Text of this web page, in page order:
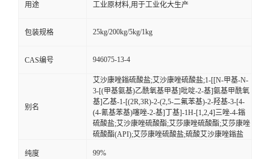
用途 工业原材料,用于工业化大生产
包装规格 25kg/200kg/5kg/1kg
CAS编号 946075-13-4
别名
艾沙康唑鎓硫酸盐;艾沙康唑硫酸盐;1-[[N-甲基-N-
3-[(甲基氨基)乙酰氧基甲基]吡啶-2-基]氨基甲酰氧
基]乙基-1-[(2R,3R)-2-(2,5-二氟苯基)-2-羟基-3-[4-
(4-氰基苯基)噻唑-2-基]丁基]-1H-[1,2,4]三唑-4-鎓
硫酸盐;艾沙康唑硫酸酯;艾莎康唑硫酸酯;艾莎康唑
硫酸酯(API);艾莎康唑硫酸盐;硫酸艾沙康唑鎓盐
纯度 99%